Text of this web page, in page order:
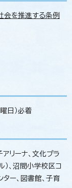
会を推進する条例
日）必着
リーナ、文化プラ
）、沼間小学校区コ
ター、図書館、子育